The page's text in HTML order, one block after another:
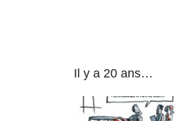
Il y a 20 ans…